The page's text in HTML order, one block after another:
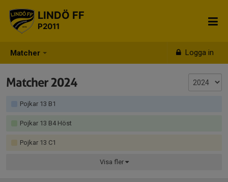
Matcher Logga in
LINDÖ FF
P2011
Matcher 2024
Pojkar 13 B1
Pojkar 13 B4 Höst
Pojkar 13 C1
Visa fler